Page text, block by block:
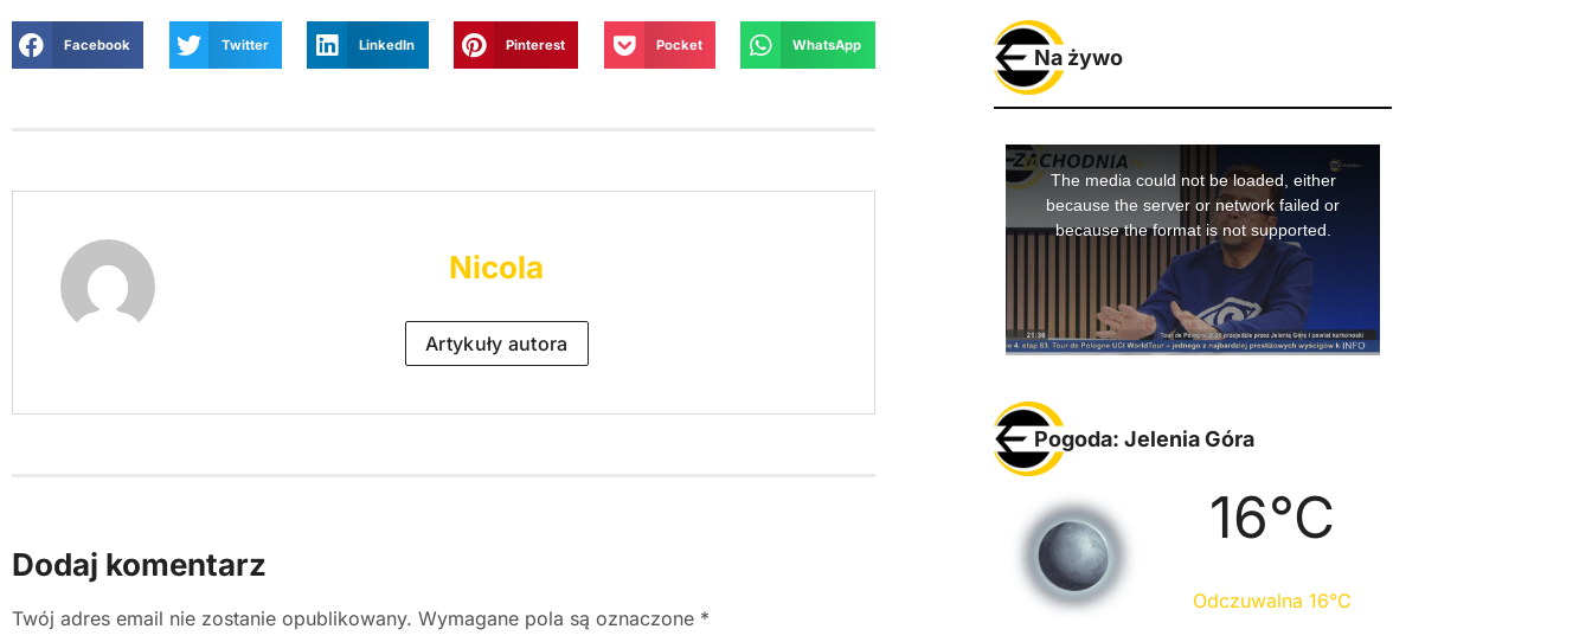
Facebook Twitter LinkedIn Pinterest Pocket WhatsApp
Nicola
Artykuły autora
Dodaj komentarz
Twój adres email nie zostanie opublikowany. Wymagane pola są oznaczone *
Na żywo
Pogoda: Jelenia Góra
16°C
Odczuwalna 16°C